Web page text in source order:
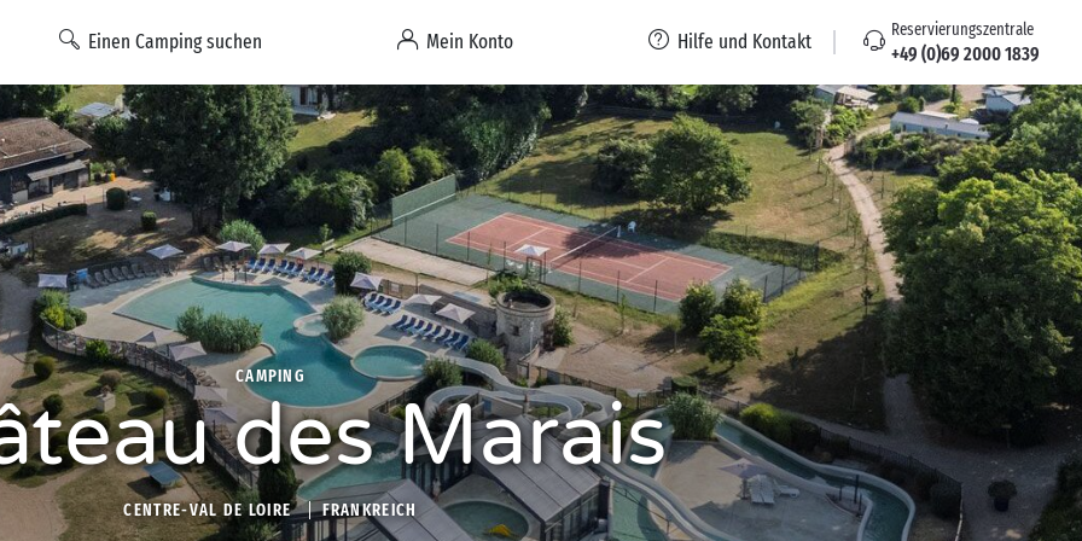
Einen Camping suchen Mein Konto Hilfe und Kontakt Reservierungszentrale
+49 (0)69 2000 1839
CAMPING
des Marais
CENTRE-VAL DE LOIRE FRANKREICH